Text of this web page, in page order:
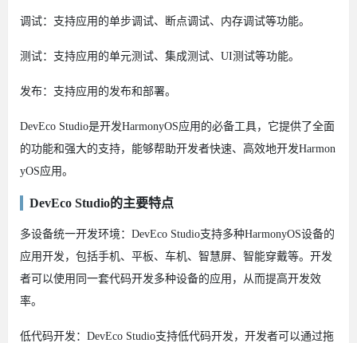
调试：支持应用的单步调试、断点调试、内存调试等功能。
测试：支持应用的单元测试、集成测试、UI测试等功能。
发布：支持应用的发布和部署。
DevEco Studio是开发HarmonyOS应用的必备工具，它提供了全面
的功能和强大的支持，能够帮助开发者快速、高效地开发Harmon
yOS应用。
DevEco Studio的主要特点
多设备统一开发环境：DevEco Studio支持多种HarmonyOS设备的
应用开发，包括手机、平板、车机、智慧屏、智能穿戴等。开发
者可以使用同一套代码开发多种设备的应用，从而提高开发效
率。
低代码开发：DevEco Studio支持低代码开发，开发者可以通过拖